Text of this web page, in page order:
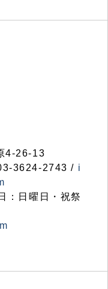
4-26-13
3624-2743 / i
：日曜日・祝祭